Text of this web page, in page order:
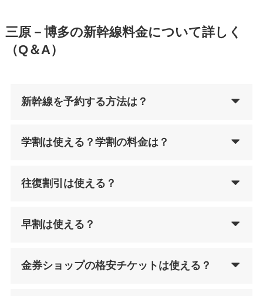
三原－博多の新幹線料金について詳しく
（Q＆A）
新幹線を予約する方法は？
学割は使える？学割の料金は？
往復割引は使える？
早割は使える？
金券ショップの格安チケットは使える？